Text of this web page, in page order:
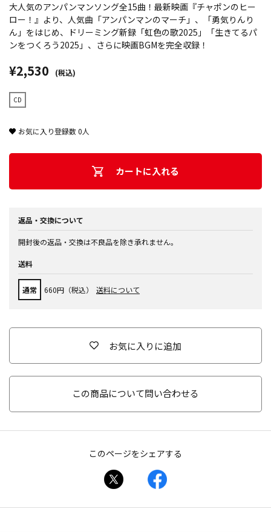
大人気のアンパンマンソング全15曲！最新映画『チャポンのヒー
ロー！』より、人気曲「アンパンマンのマーチ」、「勇気りんり
ん」をはじめ、ドリーミング新録「虹色の歌2025」「生きてるパ
ンをつくろう2025」、さらに映画BGMを完全収録！
¥2,530 (税込)
CD
お気に入り登録数0人
カートに入れる
返品・交換について
開封後の返品・交換は不良品を除き承れません。
送料
通常 660円（税込） 送料について
お気に入りに追加
この商品について問い合わせる
このページをシェアする